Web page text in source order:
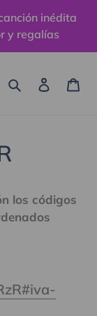
inédita
y regalías
Buscar
los códigos